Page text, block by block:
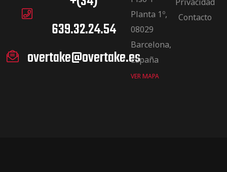
639.32.24.54
overtake@overtake.es
Planta 1º,
08029
Barcelona,
España
VER MAPA
Contacto